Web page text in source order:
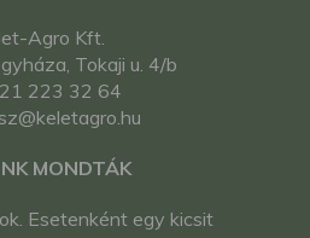
Agro Kft.
Tokaji u. 4/b
223 32 64
MONDTÁK
Esetenként egy kicsit